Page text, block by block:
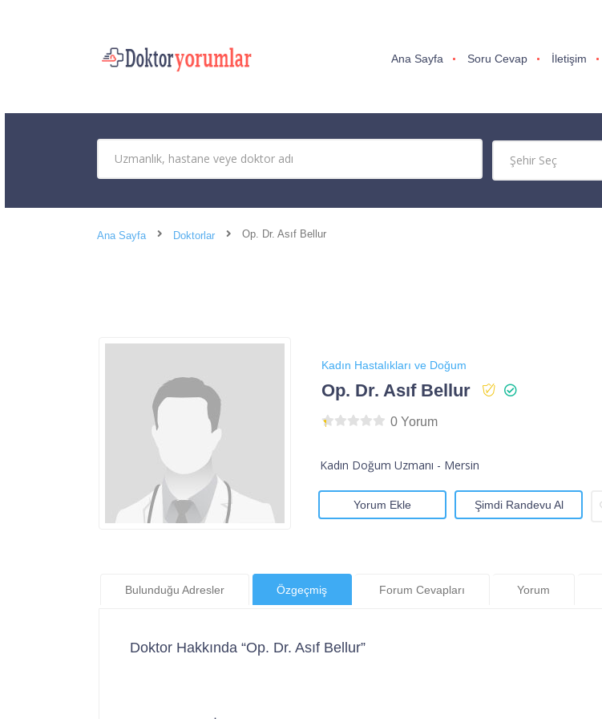
Ana Sayfa Soru Cevap İletişim
Ana Sayfa Doktorlar Op. Dr. Asıf Bellur
Kadın Hastalıkları ve Doğum
Op. Dr. Asıf Bellur
0 Yorum
Kadın Doğum Uzmanı - Mersin
Yorum Ekle Şimdi Randevu Al
Bulunduğu Adresler Özgeçmiş Forum Cevapları Yorum
Doktor Hakkında “Op. Dr. Asıf Bellur”